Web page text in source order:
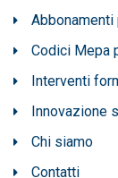
Codici Mepa
Interventi
Innovazione
Chi siamo
Contatti